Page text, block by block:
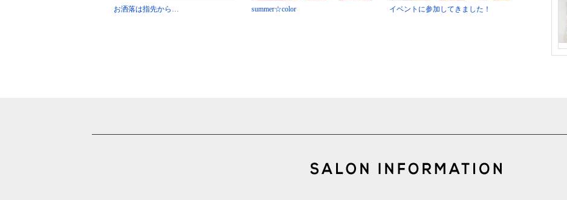
お洒落は指先から… summer☆color イベントに参加してきました！